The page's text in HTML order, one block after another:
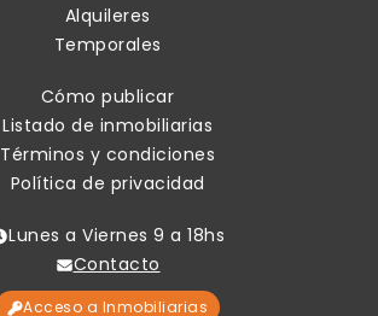
Alquileres
Temporales
Cómo publicar
Listado de inmobiliarias
Términos y condiciones
Política de privacidad
Lunes a Viernes 9 a 18hs
Contacto
Acceso a Inmobiliarias